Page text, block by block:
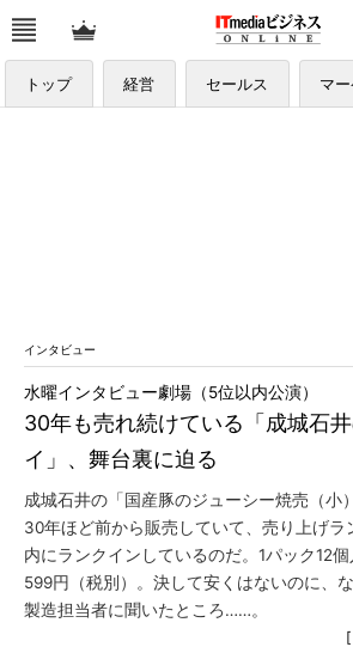
トップ 経営 セールス マ
インタビュー
30年も売れ続けている「成城石
イ」、舞台裏に迫る
水曜インタビュー劇場（5位以内公演）
成城石井の「国産豚のジューシー焼売（小
30年ほど前から販売していて、売り上げラ
内にランクインしているのだ。1パック12
599円（税別）。決して安くはないのに、
製造担当者に聞いたところ……。
[